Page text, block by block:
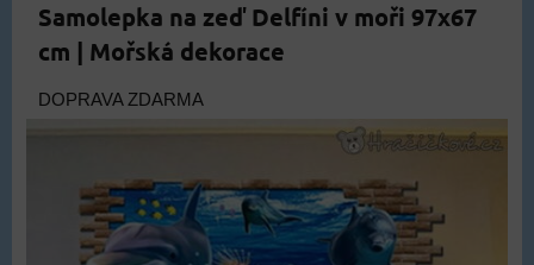
Samolepka na zeď Delfíni v moři 97x67
cm | Mořská dekorace
DOPRAVA ZDARMA